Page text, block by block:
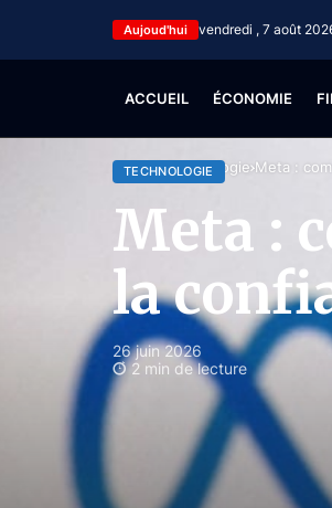
Aujoud'hui vendredi , 7 août
ACCUEIL ÉCONOMIE
Accueil Technologie Meta :
TECHNOLOGIE
Meta :
la
26 juin 2026
2 min de lecture